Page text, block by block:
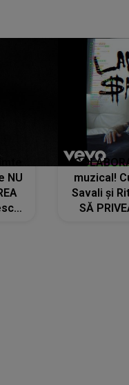
NU
muzical!
Savali și
SĂ